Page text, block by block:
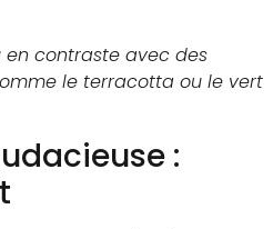
contraste avec des
le terracotta ou le vert
: